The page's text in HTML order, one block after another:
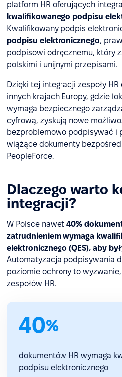
platform HR oferujących
kwalifikowanego podpisu
Kwalifikowany podpis
podpisu elektronicznego,
podpisowi odręcznemu, który
polskimi i unijnymi przepisami.
Dzięki tej integracji zespoły
innych krajach Europy, gdzie
wymaga bezpiecznego
cyfrową, zyskują nowe
bezproblemowo podpisywać i
wiążące dokumenty
PeopleForce.
Dlaczego warto
integracji?
W Polsce nawet 40%
zatrudnieniem wymaga
elektronicznego (QES), aby
Automatyzacja podpisywania
poziomie ochrony to
zespołów HR.
40%
dokumentów HR wymaga
podpisu elektronicznego